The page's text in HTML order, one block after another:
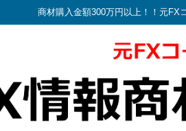
商材購入金額300万円以上！！元FX